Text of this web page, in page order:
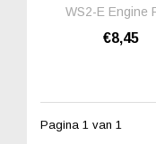
€8,45
Pagina 1 van 1